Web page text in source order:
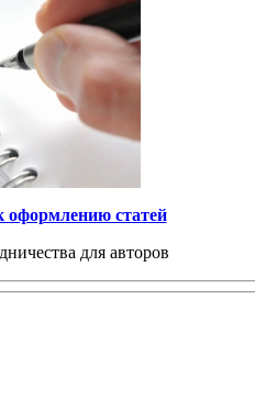
оформлению статей
для авторов